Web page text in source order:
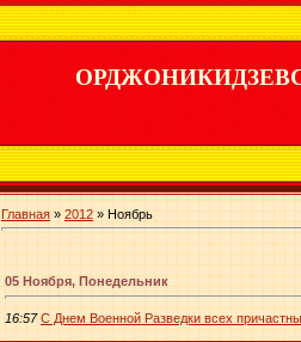
Главная » 2012 » Ноябрь
05 Ноября, Понедельник
16:57 C Днем Военной Разведки всех